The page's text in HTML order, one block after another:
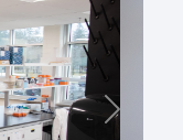
Suivant